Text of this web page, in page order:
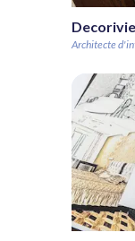
Architecte